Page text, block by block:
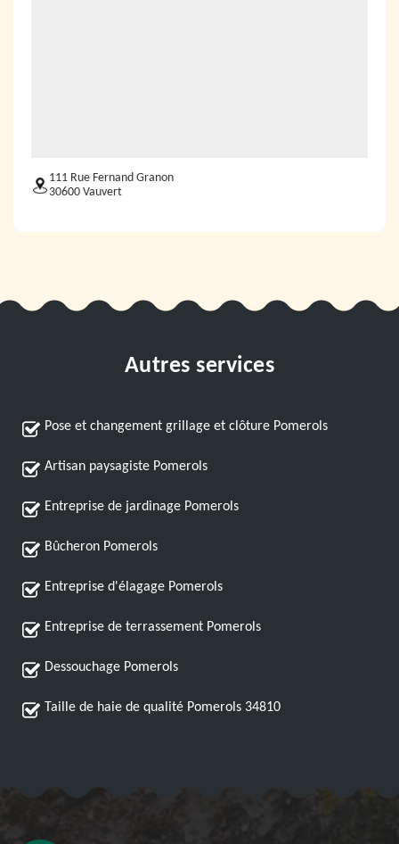
111 Rue Fernand Granon
30600 Vauvert
Autres services
Pose et changement grillage et clôture Pomerols
Artisan paysagiste Pomerols
Entreprise de jardinage Pomerols
Bûcheron Pomerols
Entreprise d'élagage Pomerols
Entreprise de terrassement Pomerols
Dessouchage Pomerols
Taille de haie de qualité Pomerols 34810